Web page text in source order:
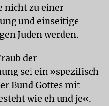
nicht zu einer
und einseitige
Juden werden.
der
sei ein »spezifisch
Bund Gottes mit
wie eh und je«.